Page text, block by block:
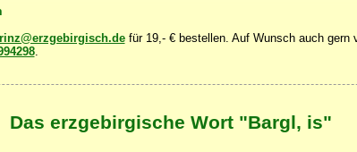
für 19,- € bestellen. Auf Wunsch auch gern
.
Das erzgebirgische Wort "Bargl, is"